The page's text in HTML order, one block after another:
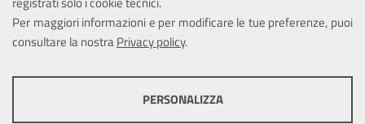
Per maggiori informazioni e per modificare le tue preferenze, puoi
consultare la nostraPrivacy policy.
PERSONALIZZA
Dichiarazione di accessibilità